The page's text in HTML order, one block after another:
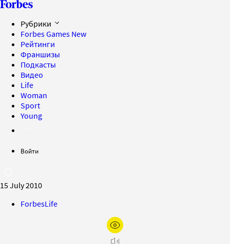
Рубрики
Forbes Games New
Рейтинги
Франшизы
Подкасты
Видео
Life
Woman
Sport
Young
Войти
15 July 2010
ForbesLife